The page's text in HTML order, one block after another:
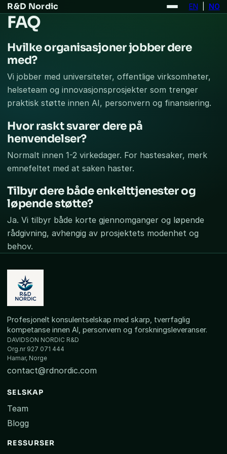
R&D Nordic EN NO
FAQ
Hvilke organisasjoner jobber dere
med?
Vi jobber med universiteter, offentlige virksomheter,
helseteam og innovasjonsprosjekter som trenger
praktisk støtte innen AI, personvern og finansiering.
Hvor raskt svarer dere på
henvendelser?
Normalt innen 1-2 virkedager. For hastesaker, merk
emnefeltet med at saken haster.
Tilbyr dere både enkelttjenester og
løpende støtte?
Ja. Vi tilbyr både korte gjennomganger og løpende
rådgivning, avhengig av prosjektets modenhet og
behov.
Profesjonelt konsulentselskap med skarp, tverrfaglig
kompetanse innen AI, personvern og forskningsleveranser.
DAVIDSON NORDIC R&D
Org.nr 927 071 444
Hamar, Norge
contact@rdnordic.com
SELSKAP
Team
Blogg
RESSURSER